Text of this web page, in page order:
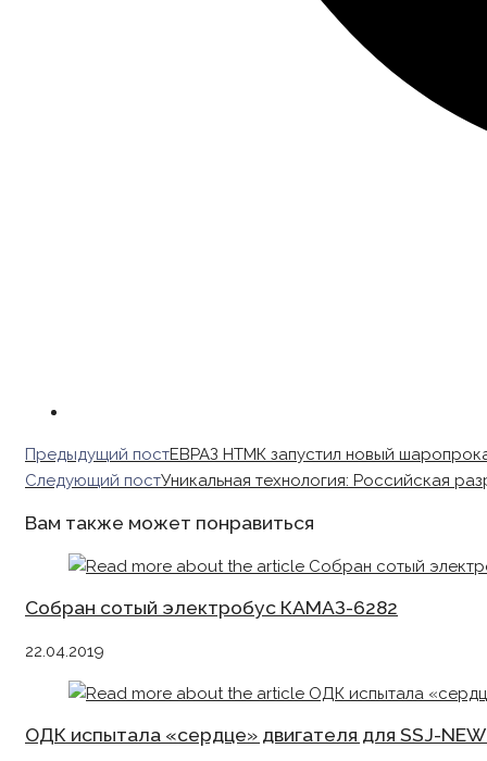
Read
more
Предыдущий постЕВРАЗ НТМК запустил новый
Следующий постУникальная технология: Российская
Вам также может понравиться
Собран сотый электробус КАМАЗ-6282
22.04.2019
ОДК испытала «сердце» двигателя для SSJ-